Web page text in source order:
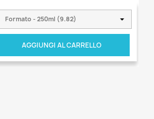
AGGIUNGI AL CARRELLO